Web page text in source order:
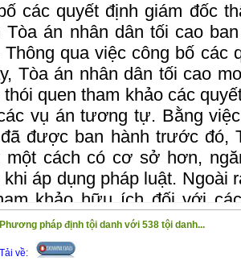
các quyết định giám đốc
Tòa án nhân dân tối cao
Thông qua việc công bố các
Tòa án nhân dân tối cao
quen tham khảo các
vụ án tương tự. Bằng
được ban hành trước đó,
một cách có cơ sở hơn,
khi áp dụng pháp luật. Ngoài
khảo hữu ích đối với
cán bộ nghiên cứu và
cứu của mình.
Phương pháp định tội danh với 538 tội danh...
Tải về: